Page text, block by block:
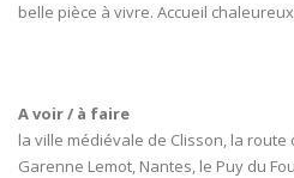
belle pièce à vivre. Accueil
A voir / à faire
la ville médiévale de Clisson, la
Garenne Lemot, Nantes, le Puy du